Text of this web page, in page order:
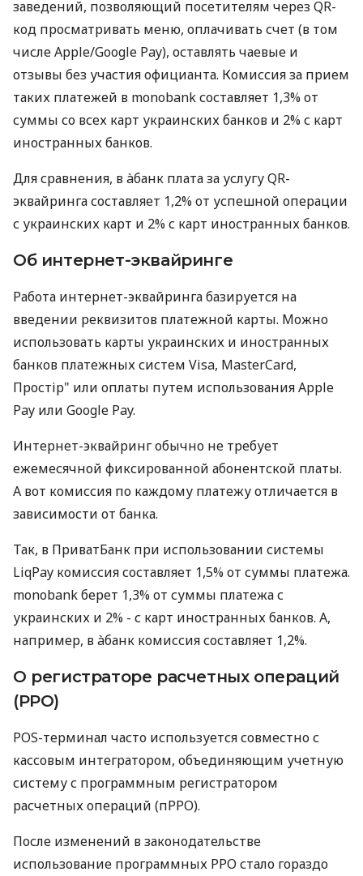
заведений, позволяющий посетителям через QR-
код просматривать меню, оплачивать счет (в том
числе Apple/Google Pay), оставлять чаевые и
отзывы без участия официанта. Комиссия за прием
таких платежей в monobank составляет 1,3% от
суммы со всех карт украинских банков и 2% с карт
иностранных банков.
Для сравнения, в àбанк плата за услугу QR-
эквайринга составляет 1,2% от успешной операции
с украинских карт и 2% с карт иностранных банков.
Об интернет-эквайринге
Работа интернет-эквайринга базируется на
введении реквизитов платежной карты. Можно
использовать карты украинских и иностранных
банков платежных систем Visa, MasterCard,
Простір" или оплаты путем использования Apple
Pay или Google Pay.
Интернет-эквайринг обычно не требует
ежемесячной фиксированной абонентской платы.
А вот комиссия по каждому платежу отличается в
зависимости от банка.
Так, в ПриватБанк при использовании системы
LiqPay комиссия составляет 1,5% от суммы платежа.
monobank берет 1,3% от суммы платежа с
украинских и 2% - с карт иностранных банков. А,
например, в àбанк комиссия составляет 1,2%.
О регистраторе расчетных операций
(РРО)
POS-терминал часто используется совместно с
кассовым интегратором, объединяющим учетную
систему с программным регистратором
расчетных операций (пРРО).
После изменений в законодательстве
использование программных РРО стало гораздо